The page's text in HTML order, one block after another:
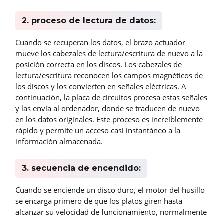
2. proceso de lectura de datos:
Cuando se recuperan los datos, el brazo actuador
mueve los cabezales de lectura/escritura de nuevo a la
posición correcta en los discos. Los cabezales de
lectura/escritura reconocen los campos magnéticos de
los discos y los convierten en señales eléctricas. A
continuación, la placa de circuitos procesa estas señales
y las envía al ordenador, donde se traducen de nuevo
en los datos originales. Este proceso es increíblemente
rápido y permite un acceso casi instantáneo a la
información almacenada.
3. secuencia de encendido:
Cuando se enciende un disco duro, el motor del husillo
se encarga primero de que los platos giren hasta
alcanzar su velocidad de funcionamiento, normalmente